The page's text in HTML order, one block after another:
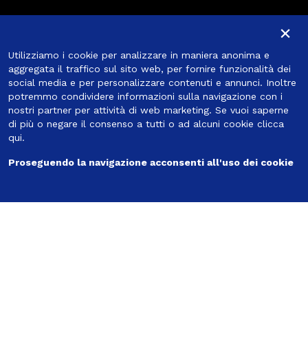
Iscriviti alla newsletter
Iscriviti
Seguici
Utilizziamo i cookie per analizzare in maniera anonima e
aggregata il traffico sul sito web, per fornire funzionalità dei
social media e per personalizzare contenuti e annunci. Inoltre
potremmo condividere informazioni sulla navigazione con i
nostri partner per attività di web marketing. Se vuoi saperne
di più o negare il consenso a tutti o ad alcuni cookie clicca
qui.
Proseguendo la navigazione acconsenti all'uso dei cookie
×